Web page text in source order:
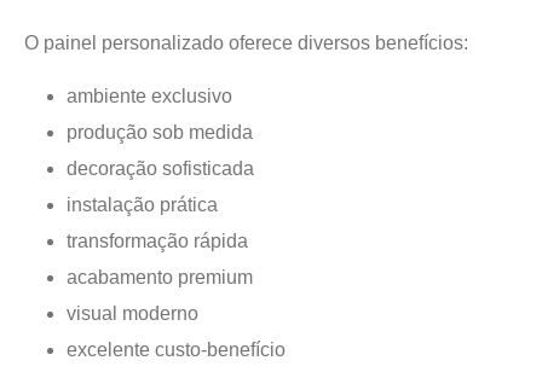
O painel personalizado oferece diversos benefícios:
ambiente exclusivo
produção sob medida
decoração sofisticada
instalação prática
transformação rápida
acabamento premium
visual moderno
excelente custo-benefício